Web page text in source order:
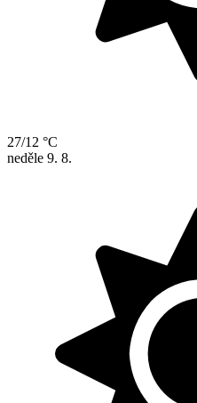
27/12 °C
neděle 9. 8.